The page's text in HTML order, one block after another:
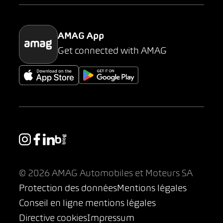
Parking
AMAG App
Get connected with AMAG
© 2026 AMAG Automobiles et Moteurs SA
Protection des donnéesMentions légales
Conseil en ligne mentions légales
Directive cookiesImpressum